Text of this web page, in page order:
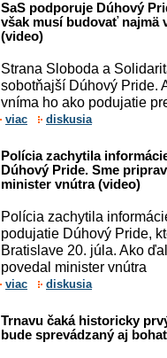
SaS podporuje Dúhový
však musí budovať najmä
(video)
Strana Sloboda a
sobotňajší Dúhový Pride.
vníma ho ako podujatie
viac diskusia
Polícia zachytila
Dúhový Pride. Sme
minister vnútra (video)
Polícia zachytila
podujatie Dúhový Pride,
Bratislave 20. júla. Ako
povedal minister vnútra
viac diskusia
Trnavu čaká historicky
bude sprevádzaný aj